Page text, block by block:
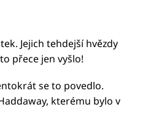
Jejich tehdejší hvězdy
přece jen vyšlo!
se to povedlo.
kterému bylo v